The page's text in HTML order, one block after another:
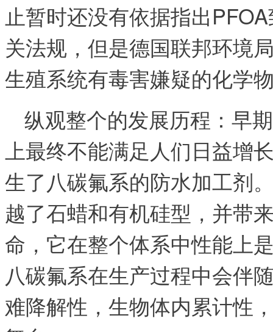
止暂时还没有依据指出
关法规，但是德国联邦环境
生殖系统有毒害嫌疑的化学
纵观整个的发展历程：早
上最终不能满足人们日益增
生了八碳氟系的防水加工剂
越了石蜡和有机硅型 ，并带
命，它在整个体系中性能上
八碳氟系在生产过程中会伴
难降解性，生物体内累计性